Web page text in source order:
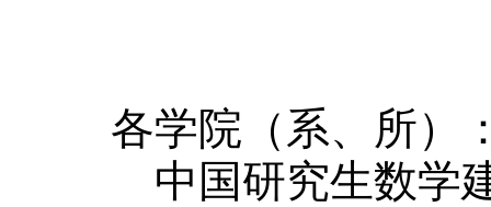
各学院（系、所）
中国研究生数学